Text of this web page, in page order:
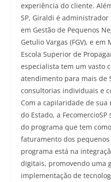
experiência do cliente.
SP, Giraldi é administrador
em Gestão de Pequenos
Getulio Vargas (FGV), e
Escola Superior de
especialista tem um vasto
atendimento para mais de
consultorias individuais e
Com a capilaridade de
do Estado, a
do programa que tem
faturamento dos pequenos
programa está na
digitais, promovendo uma
implementação de